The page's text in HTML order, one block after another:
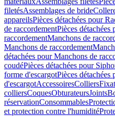
filetésAssemblages de bride
appareilsPièces détachées pour
de raccordementPièces détachées
raccordementManchons de
Manchons de raccordement
détachées pour Manchons de
coudéPièces détachées pour
forme d'escargotPièces
d'escargotAccessoiresColliers
colliersCoquesObturateursJoints
réservationConsommables
et protection contre l'humidité